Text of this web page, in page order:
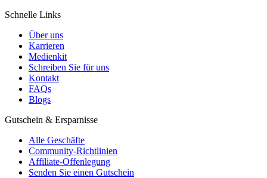
Schnelle Links
Über uns
Karrieren
Medienkit
Schreiben Sie für uns
Kontakt
FAQs
Blogs
Gutschein & Ersparnisse
Alle Geschäfte
Community-Richtlinien
Affiliate-Offenlegung
Senden Sie einen Gutschein